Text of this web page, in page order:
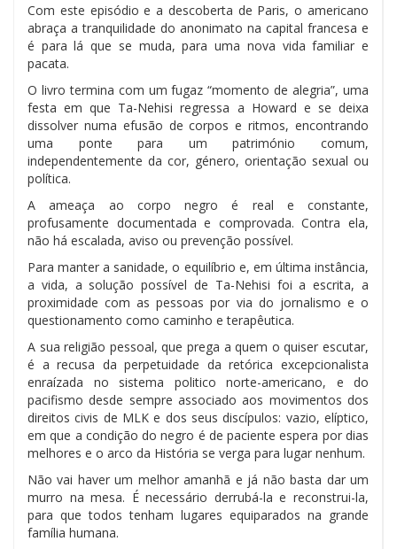
Com este episódio e a descoberta de Paris, o americano
abraça a tranquilidade do anonimato na capital francesa e
é para lá que se muda, para uma nova vida familiar e
pacata.
O livro termina com um fugaz “momento de alegria”, uma
festa em que Ta-Nehisi regressa a Howard e se deixa
dissolver numa efusão de corpos e ritmos, encontrando
uma ponte para um património comum,
independentemente da cor, género, orientação sexual ou
política.
A ameaça ao corpo negro é real e constante,
profusamente documentada e comprovada. Contra ela,
não há escalada, aviso ou prevenção possível.
Para manter a sanidade, o equilíbrio e, em última instância,
a vida, a solução possível de Ta-Nehisi foi a escrita, a
proximidade com as pessoas por via do jornalismo e o
questionamento como caminho e terapêutica.
A sua religião pessoal, que prega a quem o quiser escutar,
é a recusa da perpetuidade da retórica excepcionalista
enraízada no sistema politico norte-americano, e do
pacifismo desde sempre associado aos movimentos dos
direitos civis de MLK e dos seus discípulos: vazio, elíptico,
em que a condição do negro é de paciente espera por dias
melhores e o arco da História se verga para lugar nenhum.
Não vai haver um melhor amanhã e já não basta dar um
murro na mesa. É necessário derrubá-la e reconstrui-la,
para que todos tenham lugares equiparados na grande
família humana.